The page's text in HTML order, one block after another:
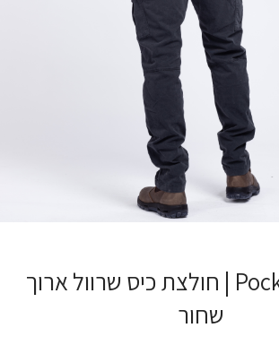
Pocket Cotton | חולצת כיס שרוול ארוך
שחור